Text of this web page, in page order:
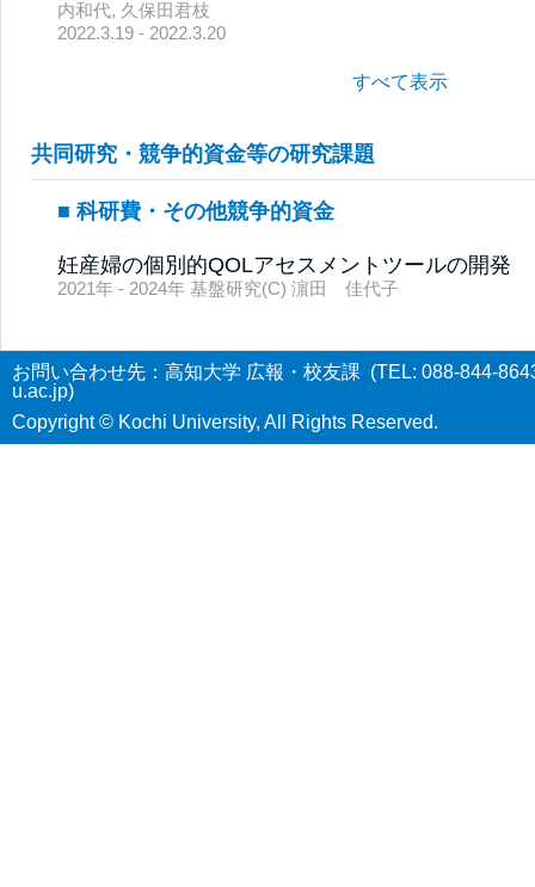
内和代, 久保田君枝
2022.3.19 - 2022.3.20
すべて表示
共同研究・競争的資金等の研究課題
科研費・その他競争的資金
妊産婦の個別的QOLアセスメントツールの開発
2021年 - 2024年 基盤研究(C) 濵田 佳代子
お問い合わせ先：高知大学 広報・校友課 (TEL: 088-844-
u.ac.jp)
Copyright © Kochi University, All Rights Reserved.